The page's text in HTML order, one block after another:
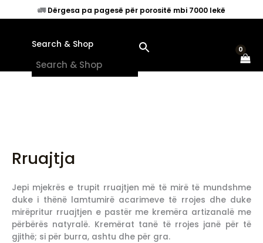
to
🚛Dërgesa pa pagesë për porositë mbi 7000 lekë
Search & Shop
Rruajtja
Jepi mjekrës e trupit rruajtjen më të mirë të mundshme
duke i thënë lamtumirë acarimeve të rrojes dhe duke
mirëpritur rruajtjen e pastër me kremëra artizanalë me
përbërës natyralë. Kremërat tanë të rrojes janë për të
gjithë; si për burra, ashtu dhe për gra.